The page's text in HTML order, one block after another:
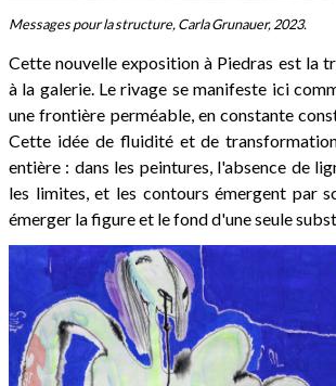
Messages pour la structure, Carla Grunauer, 2023.
Cette nouvelle exposition à Piedras est la
à la galerie. Le rivage se manifeste ici
une frontière perméable, en constante
Cette idée de fluidité et de
entière : dans les peintures, l'absence de
les limites, et les contours émergent par
émerger la figure et le fond d'une seule